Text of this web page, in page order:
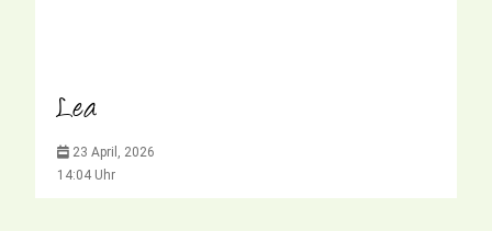
Lea
23 April, 2026
14:04 Uhr